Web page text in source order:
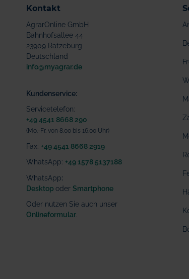
Kontakt
AgrarOnline GmbH
Bahnhofsallee 44
23909 Ratzeburg
Deutschland
info@myagrar.de
Kundenservice:
Servicetelefon:
+49 4541 8668 290
(Mo.-Fr. von 8.00 bis 16.00 Uhr)
Fax: +49 4541 8668 2919
WhatsApp: +49 1578 5137188
WhatsApp:
Desktop oder Smartphone
Oder nutzen Sie auch unser
Onlineformular